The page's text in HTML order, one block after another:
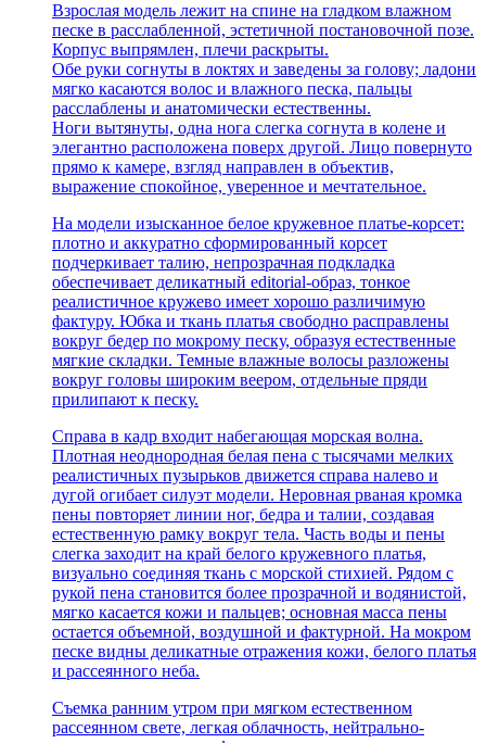
Взрослая модель лежит на спине на гладком влажном
песке в расслабленной, эстетичной постановочной позе.
Корпус выпрямлен, плечи раскрыты.
Обе руки согнуты в локтях и заведены за голову; ладони
мягко касаются волос и влажного песка, пальцы
расслаблены и анатомически естественны.
Ноги вытянуты, одна нога слегка согнута в колене и
элегантно расположена поверх другой. Лицо повернуто
прямо к камере, взгляд направлен в объектив,
выражение спокойное, уверенное и мечтательное.
На модели изысканное белое кружевное платье-корсет:
плотно и аккуратно сформированный корсет
подчеркивает талию, непрозрачная подкладка
обеспечивает деликатный editorial-образ, тонкое
реалистичное кружево имеет хорошо различимую
фактуру. Юбка и ткань платья свободно расправлены
вокруг бедер по мокрому песку, образуя естественные
мягкие складки. Темные влажные волосы разложены
вокруг головы широким веером, отдельные пряди
прилипают к песку.
Справа в кадр входит набегающая морская волна.
Плотная неоднородная белая пена с тысячами мелких
реалистичных пузырьков движется справа налево и
дугой огибает силуэт модели. Неровная рваная кромка
пены повторяет линии ног, бедра и талии, создавая
естественную рамку вокруг тела. Часть воды и пены
слегка заходит на край белого кружевного платья,
визуально соединяя ткань с морской стихией. Рядом с
рукой пена становится более прозрачной и водянистой,
мягко касается кожи и пальцев; основная масса пены
остается объемной, воздушной и фактурной. На мокром
песке видны деликатные отражения кожи, белого платья
и рассеянного неба.
Съемка ранним утром при мягком естественном
рассеянном свете, легкая облачность, нейтрально-